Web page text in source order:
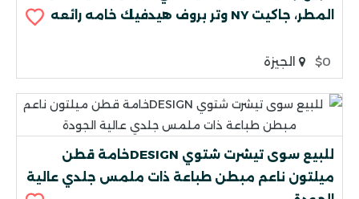
المطر، جاكيت NY وتر بروف هيدفيك خامه رائعه
$0 الجيزة
للبيع سوى تيشرت شتوي DESIGNخامة قطن
ميلتون ناعم مبطن طباعة ذات ملمس جلدي عالية